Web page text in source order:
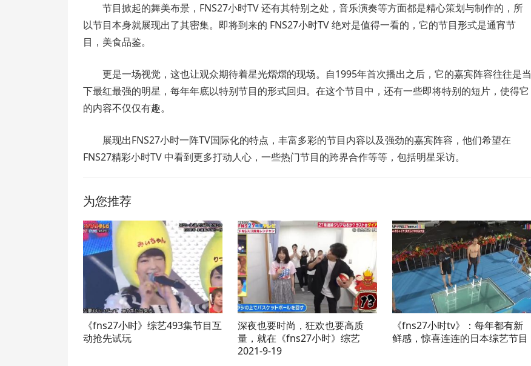
节目掀起的舞美布景，FNS27小时TV 还有其特别之处，音乐演奏等方面都是精心策划与制作的，所
以节目本身就展现出了其密集。即将到来的 FNS27小时TV 绝对是值得一看的，它的节目形式是通宵节
目，美食品鉴。
更是一场视觉，这也让观众期待着星光熠熠的现场。自1995年首次播出之后，它的嘉宾阵容往往是当
下最红最强的明星，每年年底以特别节目的形式回归。在这个节目中，还有一些即将特别的短片，使得它
的内容不仅仅有趣。
展现出FNS27小时一阵TV国际化的特点，丰富多彩的节目内容以及强劲的嘉宾阵容，他们希望在
FNS27精彩小时TV 中看到更多打动人心，一些热门节目的跨界合作等等，包括明星采访。
为您推荐
《fns27小时》综艺493集节目互
动抢先试玩
深夜也要时尚，狂欢也要高质
量，就在《fns27小时》综艺
2021-9-19
《fns27小时tv》：每年都有新
鲜感，惊喜连连的日本综艺节目